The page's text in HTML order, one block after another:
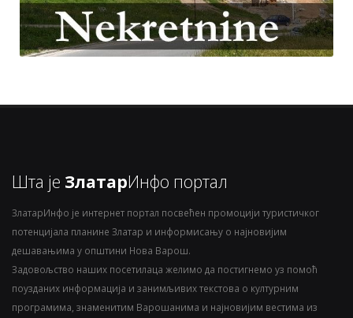
Шта је ЗлатарИнфо портал
ЗлатарИнфо је интернет портал посвећен промоцији туристичког
потенцијала планине Златар и информисању о најновијим
дешавањима у општини Нова Варош.
Задовољство наших посетилаца желимо да постигнемо уз помоћ
поузданих информација и занимљивих текстова о културним
програмима, знаменитим Варошанима и најновијим вестима из